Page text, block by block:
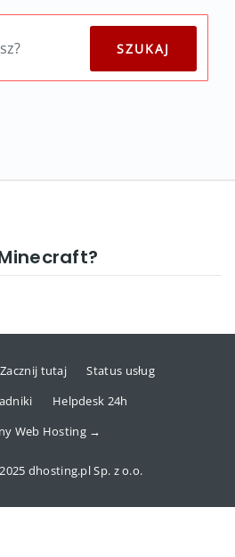
Zacznij tutaj
Status usług
Helpdesk 24h
Web Hosting →
dhosting.pl Sp. z o.o.